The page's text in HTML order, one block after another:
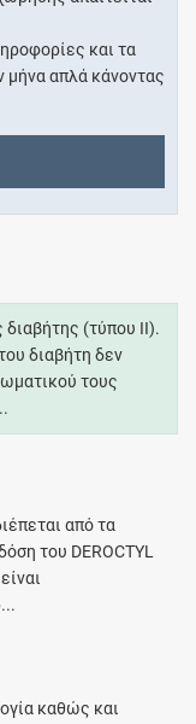
και τα
μήνα απλά κάνοντας
(τύπου ΙΙ).
διαβήτη δεν
τους
από τα
του DEROCTYL
καθώς και